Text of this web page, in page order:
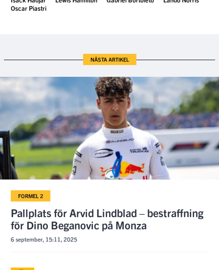
Oscar Piastri
NÄSTA ARTIKEL
FORMEL 2
Pallplats för Arvid Lindblad – bestraffning
för Dino Beganovic på Monza
6 september, 15:11, 2025